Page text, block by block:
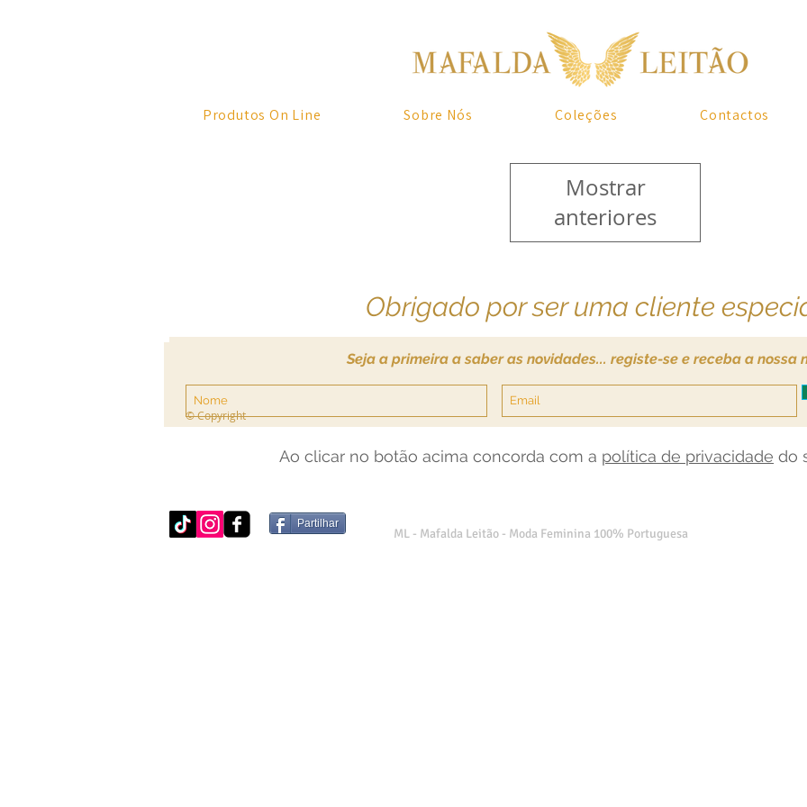
Produtos On Line Sobre Nós Coleções Contactos
Mostrar
anteriores
Obrigado por ser uma cliente
Seja a primeira a saber as novidades... registe-se e receba a nossa
© Copyright
Ao clicar no botão acima concorda com a política de privacidade do
Partilhar
ML - Mafalda Leitão - Moda Feminina 100% Portuguesa